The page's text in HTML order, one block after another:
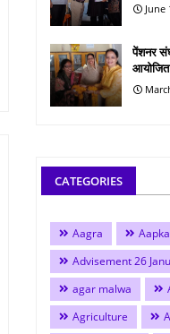
June
पेंशनर संघ
आयोजित
CATEGORIES
Aagra
Advisement 26
agar malwa
Agriculture